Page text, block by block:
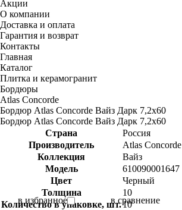
Акции
О компании
Доставка и оплата
Гарантия и возврат
Контакты
Главная
Каталог
Плитка и керамогранит
Бордюры
Atlas Concorde
Бордюр Atlas Concorde Вайз Дарк 7,2x60
Бордюр Atlas Concorde Вайз Дарк 7,2x60
Страна
Россия
Производитель
Atlas Concorde
Коллекция
Вайз
Модель
610090001647
Цвет
Черный
Толщина
10
Количество в упаковке, шт.10
в избранное в сравнение